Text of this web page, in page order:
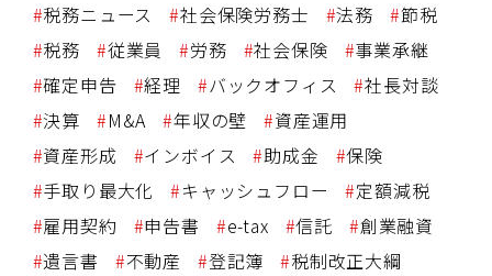
税務ニュース
社会保険労務士 法務
節税
税務
従業員 労務 社会保険
事業承継
確定申告
経理 バックオフィス
社長対談
決算
M&A 年収の壁
資産運用
資産形成
インボイス 助成金
保険
手取り最大化
キャッシュフロー
定額減税
雇用契約
申告書 e-tax 信託
創業融資
遺言書
不動産 登記簿
税制改正大綱